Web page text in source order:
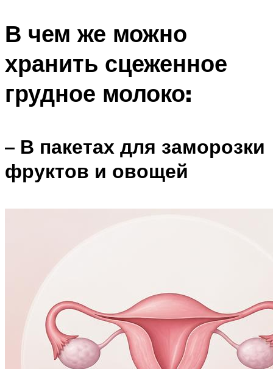
В чем же можно
хранить сцеженное
грудное молоко:
– В пакетах для заморозки
фруктов и овощей